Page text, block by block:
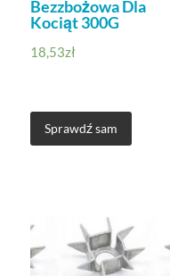
Bezzbożowa Dla
Kociąt 300G
18,53zł
Sprawdź sam